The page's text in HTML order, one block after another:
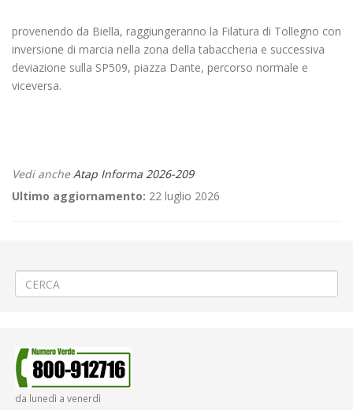
provenendo da Biella, raggiungeranno la Filatura di Tollegno con
inversione di marcia nella zona della tabaccheria e successiva
deviazione sulla SP509, piazza Dante, percorso normale e
viceversa.
Vedi ancheAtap Informa 2026-209
Ultimo aggiornamento: 22 luglio 2026
da lunedì a venerdì